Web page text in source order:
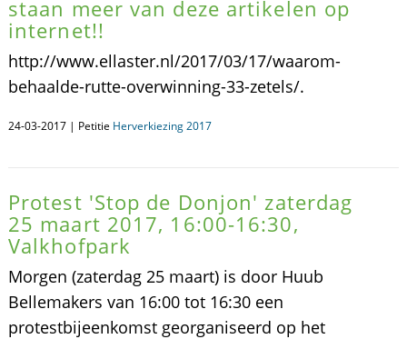
staan meer van deze artikelen op
internet!!
http://www.ellaster.nl/2017/03/17/waarom-
behaalde-rutte-overwinning-33-zetels/.
24-03-2017 | Petitie Herverkiezing 2017
Protest 'Stop de Donjon' zaterdag
25 maart 2017, 16:00-16:30,
Valkhofpark
Morgen (zaterdag 25 maart) is door Huub
Bellemakers van 16:00 tot 16:30 een
protestbijeenkomst georganiseerd op het